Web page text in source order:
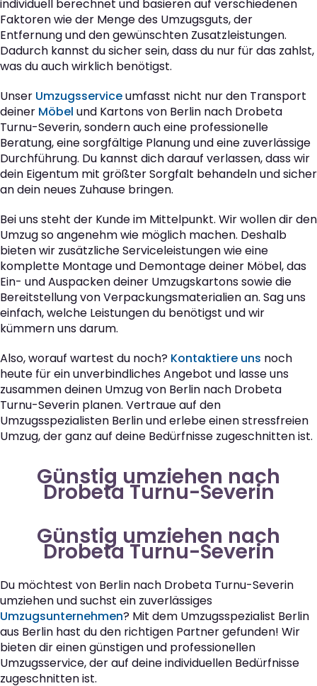
individuell berechnet und basieren auf verschiedenen
Faktoren wie der Menge des Umzugsguts, der
Entfernung und den gewünschten Zusatzleistungen.
Dadurch kannst du sicher sein, dass du nur für das zahlst,
was du auch wirklich benötigst.
Unser Umzugsserviceumfasst nicht nur den Transport
deiner Möbel und Kartons von Berlin nach Drobeta
Turnu-Severin, sondern auch eine professionelle
Beratung, eine sorgfältige Planung und eine zuverlässige
Durchführung. Du kannst dich darauf verlassen, dass wir
dein Eigentum mit größter Sorgfalt behandeln und sicher
an dein neues Zuhause bringen.
Bei uns steht der Kunde im Mittelpunkt. Wir wollen dir den
Umzug so angenehm wie möglich machen. Deshalb
bieten wir zusätzliche Serviceleistungen wie eine
komplette Montage und Demontage deiner Möbel, das
Ein- und Auspacken deiner Umzugskartons sowie die
Bereitstellung von Verpackungsmaterialien an. Sag uns
einfach, welche Leistungen du benötigst und wir
kümmern uns darum.
Also, worauf wartest du noch? Kontaktiere uns noch
heute für ein unverbindliches Angebot und lasse uns
zusammen deinen Umzug von Berlin nach Drobeta
Turnu-Severin planen. Vertraue auf den
Umzugsspezialisten Berlin und erlebe einen stressfreien
Umzug, der ganz auf deine Bedürfnisse zugeschnitten ist.
Günstig umziehen nach
Drobeta Turnu-Severin
Günstig umziehen nach
Drobeta Turnu-Severin
Du möchtest von Berlin nach Drobeta Turnu-Severin
umziehen und suchst ein zuverlässiges
Umzugsunternehmen? Mit dem Umzugsspezialist Berlin
aus Berlin hast du den richtigen Partner gefunden! Wir
bieten dir einen günstigen und professionellen
Umzugsservice, der auf deine individuellen Bedürfnisse
zugeschnitten ist.